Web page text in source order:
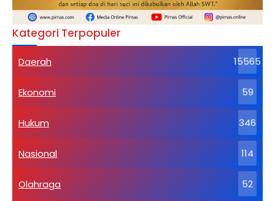
Kategori Terpopuler
Daerah 15565
Ekonomi 59
Hukum 346
Nasional 114
Olahraga 52